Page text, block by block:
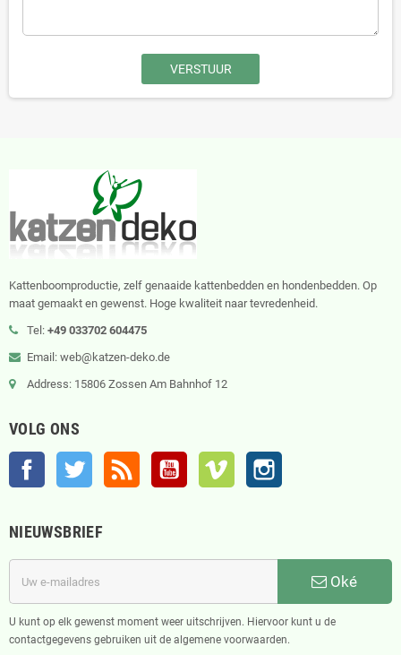
Kattenboomproductie, zelf genaaide kattenbedden en hondenbedden. Op
maat gemaakt en gewenst. Hoge kwaliteit naar tevredenheid.
Tel: +49 033702 604475
Email: web@katzen-deko.de
Address: 15806 Zossen Am Bahnhof 12
VOLG ONS
Facebook Twitter RSS YouTube Vimeo
NIEUWSBRIEF
Oké
U kunt op elk gewenst moment weer uitschrijven. Hiervoor kunt u de
contactgegevens gebruiken uit de algemene voorwaarden.